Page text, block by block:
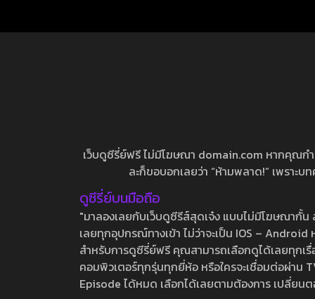
เว็บดูซีรี่ย์ฟรี ไม่มีโฆษณา domain.com หากคุณก
ละก็ขอบอกเลยว่า “ห้ามพลาด!” เพราะ
ดูซีรี่ย์บนมือถือ
"มาลองเลยกับเว็บดูซีรีส์สุดเจ๋ง แบบไม่มีโฆษณากั้
เลยทุกอุปกรณ์ทางเข้า ไม่ว่าจะเป็น IOS –
สำหรับการดูซีรี่ย์ฟรี คุณสามารถเลือกดูได้เลยทุกเ
คอมพิวเตอร์ทุกรุ่นทุกยี่ห้อ หรือใครจะเชื่อมต่อผ่าน
Episode ได้หมด เลือกได้เลยตามต้องการ เปลี่ยน